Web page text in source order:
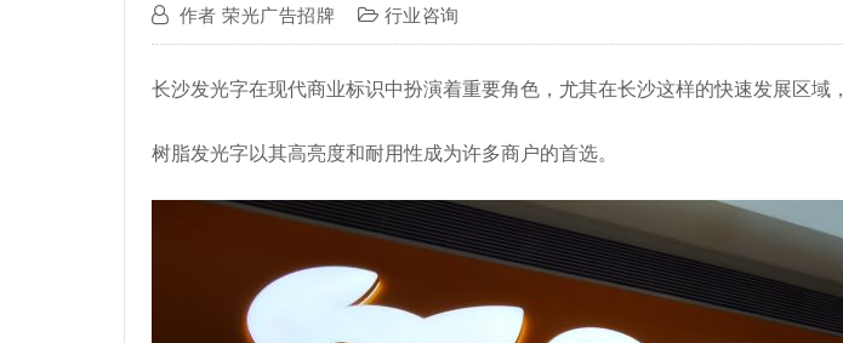
作者荣光广告招牌 行业咨询
长沙发光字在现代商业标识中扮演着重要角色，尤其在长沙这样的快速发展区域，
树脂发光字以其高亮度和耐用性成为许多商户的首选。